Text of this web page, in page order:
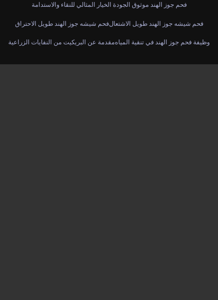
فحم جوز الهند موثوق الجودة الخيار المثالي للنقاء والاستدامة
فحم شيشه جوز الهند طويل الاحتراقفحم شيشه جوز الهند طويل الاشتعال
مقدمة عن البريكيت من النفايات الزراعيةوظيفة فحم جوز الهند في تنقية المياه